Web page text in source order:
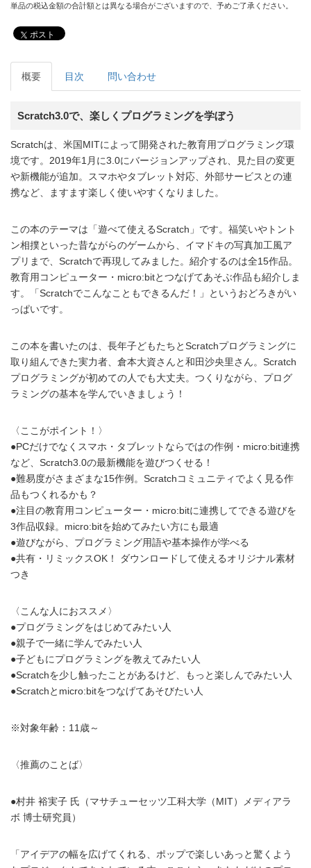
単品の税込金額の合計額とは異なる場合がございますので、予めご了承ください。
ポスト
概要 目次 問い合わせ
Scratch3.0で、楽しくプログラミングを学ぼう
Scratchは、米国MITによって開発された教育用プログラミング環
境です。2019年1月に3.0にバージョンアップされ、見た目の変更
や新機能が追加。スマホやタブレット対応、外部サービスとの連
携など、ますます楽しく使いやすくなりました。
この本のテーマは「遊べて使えるScratch」です。福笑いやトント
ン相撲といった昔ながらのゲームから、イマドキの写真加工風ア
プリまで、Scratchで再現してみました。紹介するのは全15作品。
教育用コンピューター・micro:bitとつなげてあそぶ作品も紹介しま
す。「Scratchでこんなこともできるんだ！」というおどろきがい
っぱいです。
この本を書いたのは、長年子どもたちとScratchプログラミングに
取り組んできた実力者、倉本大資さんと和田沙央里さん。Scratch
プログラミングが初めての人でも大丈夫。つくりながら、プログ
ラミングの基本を学んでいきましょう！
〈ここがポイント！〉
●PCだけでなくスマホ・タブレットならではの作例・micro:bit連携
など、Scratch3.0の最新機能を遊びつくせる！
●難易度がさまざまな15作例。Scratchコミュニティでよく見る作
品もつくれるかも？
●注目の教育用コンピューター・micro:bitに連携してできる遊びを
3作品収録。micro:bitを始めてみたい方にも最適
●遊びながら、プログラミング用語や基本操作が学べる
●共有・リミックスOK！ ダウンロードして使えるオリジナル素材
つき
〈こんな人におススメ〉
●プログラミングをはじめてみたい人
●親子で一緒に学んでみたい人
●子どもにプログラミングを教えてみたい人
●Scratchを少し触ったことがあるけど、もっと楽しんでみたい人
●Scratchとmicro:bitをつなげてあそびたい人
※対象年齢：11歳～
〈推薦のことば〉
●村井 裕実子 氏（マサチューセッツ工科大学（MIT）メディアラ
ボ 博士研究員）
「アイデアの幅を広げてくれる、ポップで楽しいあっと驚くよう